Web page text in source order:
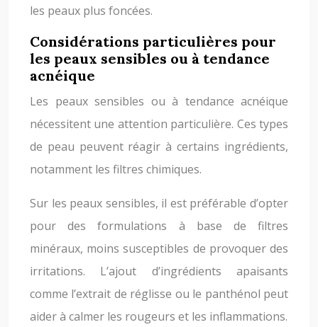
les peaux plus foncées.
Considérations particulières pour
les peaux sensibles ou à tendance
acnéique
Les peaux sensibles ou à tendance acnéique
nécessitent une attention particulière. Ces types
de peau peuvent réagir à certains ingrédients,
notamment les filtres chimiques.
Sur les peaux sensibles, il est préférable d’opter
pour des formulations à base de filtres
minéraux, moins susceptibles de provoquer des
irritations. L’ajout d’ingrédients apaisants
comme l’extrait de réglisse ou le panthénol peut
aider à calmer les rougeurs et les inflammations.